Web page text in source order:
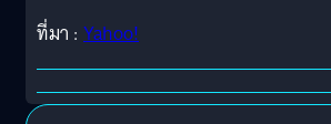
ที่มา : Yahoo!